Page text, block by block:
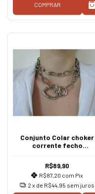
COMPRAR
Conjunto Colar choker
corrente fecho
R$89,90
R$87,20 com Pix
2 x de R$44,95 sem juros